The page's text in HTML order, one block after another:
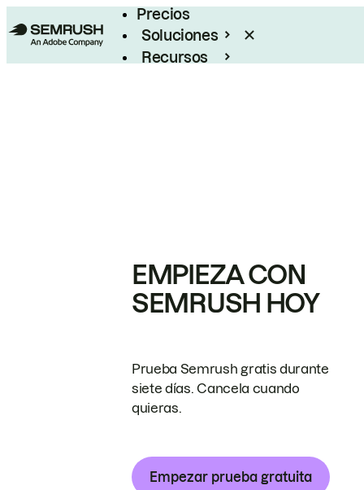
Precios
Soluciones
Recursos
EMPIEZA CON
SEMRUSH HOY
Prueba Semrush gratis durante
siete días. Cancela cuando
quieras.
Empezar prueba gratuita